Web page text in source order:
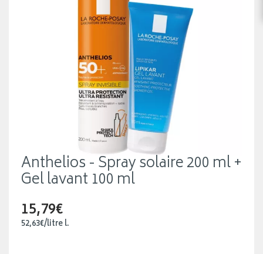
Anthelios - Spray solaire 200 ml +
Gel lavant 100 ml
15,79€
52,63€/litrel.